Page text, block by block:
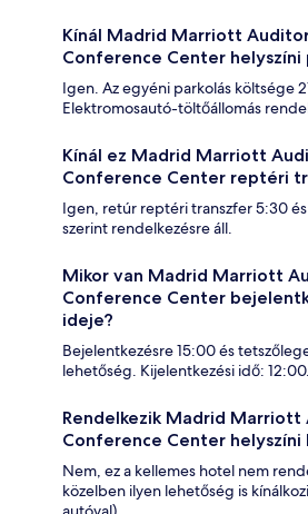
Kínál Madrid Marriott
Conference Center
Igen. Az egyéni parkolás költsége
Elektromosautó-töltőállomás
Kínál ez Madrid Marriott
Conference Center reptéri
Igen, retúr reptéri transzfer 5:30
szerint rendelkezésre áll.
Mikor van Madrid Marriott
Conference Center
ideje?
Bejelentkezésre 15:00 és
lehetőség. Kijelentkezési idő: 12:00.
Rendelkezik Madrid
Conference Center helyszíni
Nem, ez a kellemes hotel nem
közelben ilyen lehetőség is